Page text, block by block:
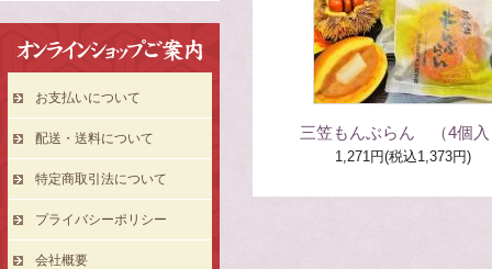
三笠もんぶらん （4個
1,271円(税込1,373円)
お支払いについて
配送・送料について
特定商取引法について
プライバシーポリシー
会社概要